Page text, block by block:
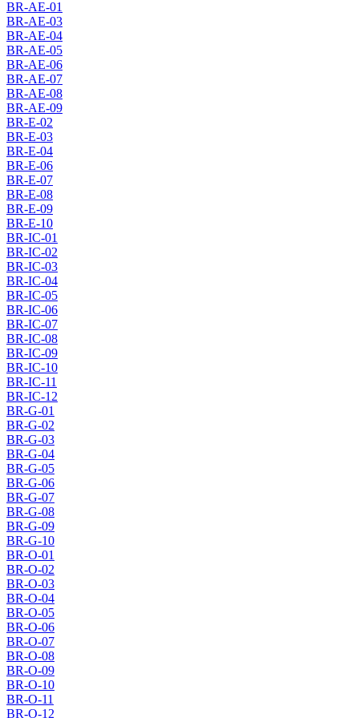
BR-AE-01
BR-AE-03
BR-AE-04
BR-AE-05
BR-AE-06
BR-AE-07
BR-AE-08
BR-AE-09
BR-E-02
BR-E-03
BR-E-04
BR-E-06
BR-E-07
BR-E-08
BR-E-09
BR-E-10
BR-IC-01
BR-IC-02
BR-IC-03
BR-IC-04
BR-IC-05
BR-IC-06
BR-IC-07
BR-IC-08
BR-IC-09
BR-IC-10
BR-IC-11
BR-IC-12
BR-G-01
BR-G-02
BR-G-03
BR-G-04
BR-G-05
BR-G-06
BR-G-07
BR-G-08
BR-G-09
BR-G-10
BR-O-01
BR-O-02
BR-O-03
BR-O-04
BR-O-05
BR-O-06
BR-O-07
BR-O-08
BR-O-09
BR-O-10
BR-O-11
BR-O-12